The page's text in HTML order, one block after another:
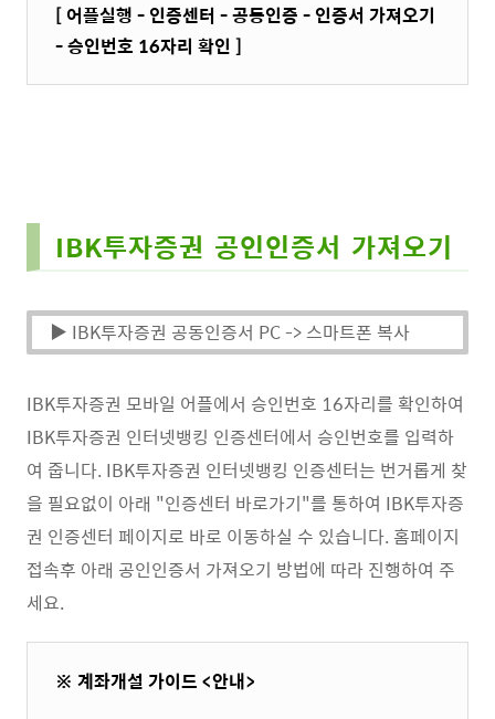
[ 어플실행 - 인증센터 - 공동인증 - 인증서 가져오기
- 승인번호 16자리 확인 ]
IBK투자증권 공인인증서 가져오기
▶ IBK투자증권 공동인증서 PC -> 스마트폰 복사
IBK투자증권 모바일 어플에서 승인번호 16자리를 확인하여
IBK투자증권 인터넷뱅킹 인증센터에서 승인번호를 입력하
여 줍니다. IBK투자증권 인터넷뱅킹 인증센터는 번거롭게 찾
을 필요없이 아래 "인증센터 바로가기"를 통하여 IBK투자증
권 인증센터 페이지로 바로 이동하실 수 있습니다. 홈페이지
접속후 아래 공인인증서 가져오기 방법에 따라 진행하여 주
세요.
※ 계좌개설 가이드 <안내>